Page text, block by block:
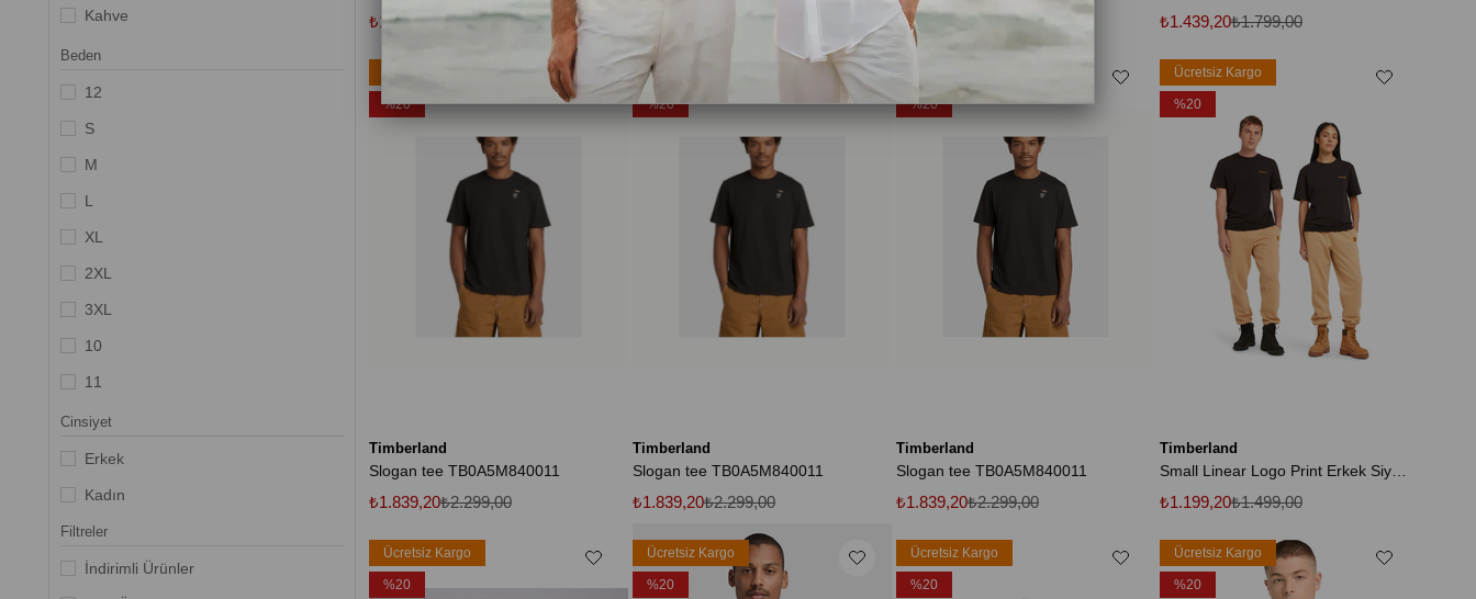
Kahve
Gri
Siyah
Karışık
T141
--Siyah
Bordo
Beden
12
S
M
L
XL
2XL
3XL
10
11
20
35.5
36
37
37.5
Cinsiyet
Erkek
Kadın
Filtreler
İndirimli Ürünler
₺1.839,20₺2.299,00 ₺1.199,20 ₺1.499,00 ₺1.439,20₺1.799,00
Timberland
Slogan tee TB0A5M840011
₺1.839,20₺2.299,00
%20
Timberland
Slogan tee TB0A5M840011
₺1.839,20₺2.299,00
Ücretsiz Kargo
%20
Timberland
Slogan tee TB0A5M840011
₺1.839,20₺2.299,00
%20
Timberland
Small Linear Logo Print Erkek Siyah Yuvarlak Yaka Tişört
₺1.199,20₺1.499,00
Ücretsiz Kargo
%20
Ücretsiz Kargo
%20
Ücretsiz Kargo
%20
Ücretsiz Kargo
%20
Ücretsiz Kargo
%20